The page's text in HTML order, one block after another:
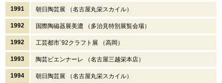
1991 朝日陶芸展 （名古屋丸栄スカイル）
1992 国際陶磁器展美濃 （多治見特別展覧会場）
1992 工芸都市`92クラフト展 （高岡）
1993 陶芸ビエンナーレ （名古屋三越栄本店）
1994 朝日陶芸展 （名古屋丸栄スカイル）